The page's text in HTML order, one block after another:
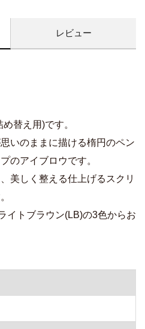
レビュー
替え用)です。
いのままに描ける楕円のペン
のアイブロウです。
美しく整える仕上げるスクリ
イトブラウン(LB)の3色からお